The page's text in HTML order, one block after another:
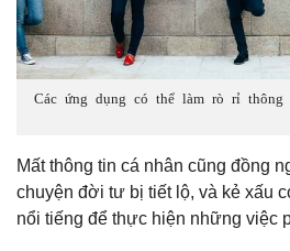
Các ứng dụng có thể làm rò rỉ thông
Mất thông tin cá nhân cũng đồng
chuyện đời tư bị tiết lộ, và kẻ xấu
nổi tiếng để thực hiện những việc